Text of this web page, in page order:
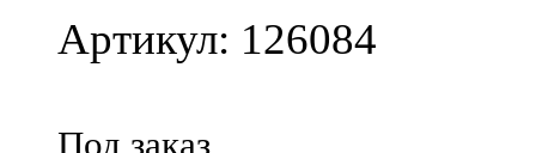
Артикул: 126084
Под заказ